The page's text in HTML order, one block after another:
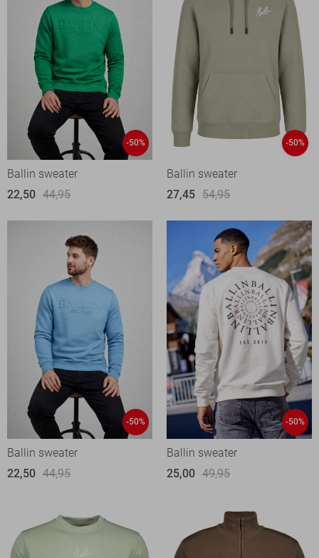
-50%
Ballin sweater
22,50 44,95
-50%
Ballin sweater
27,45 54,95
-50%
Ballin sweater
22,50 44,95
-50%
Ballin sweater
25,00 49,95